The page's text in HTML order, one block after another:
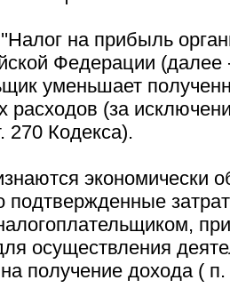
на прибыль
Федерации (далее
уменьшает
расходов (за
270 Кодекса).
экономически
подтвержденные
осуществления
получение дохода ( п.